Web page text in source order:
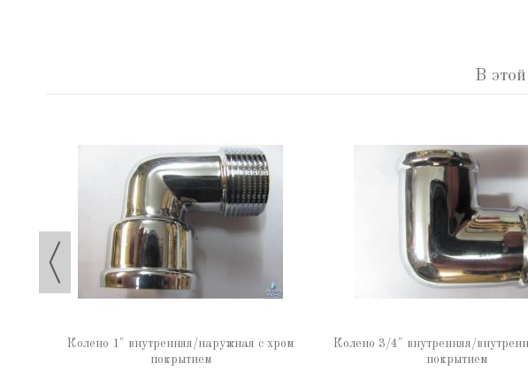
В
Колено 1" внутренняя/наружная с хром
покрытием
Колено 3/4" внутренняя/
покрытием